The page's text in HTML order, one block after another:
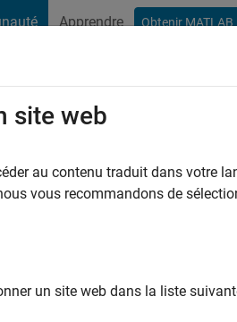
Apprendre Obtenir MATLAB
il y a| Actif depuis 2014
0
site web
au contenu traduit dans votre
vous recommandons de
un site web dans la liste